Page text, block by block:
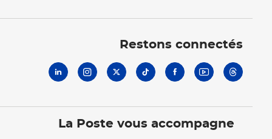
Restons connectés
La Poste vous accompagne